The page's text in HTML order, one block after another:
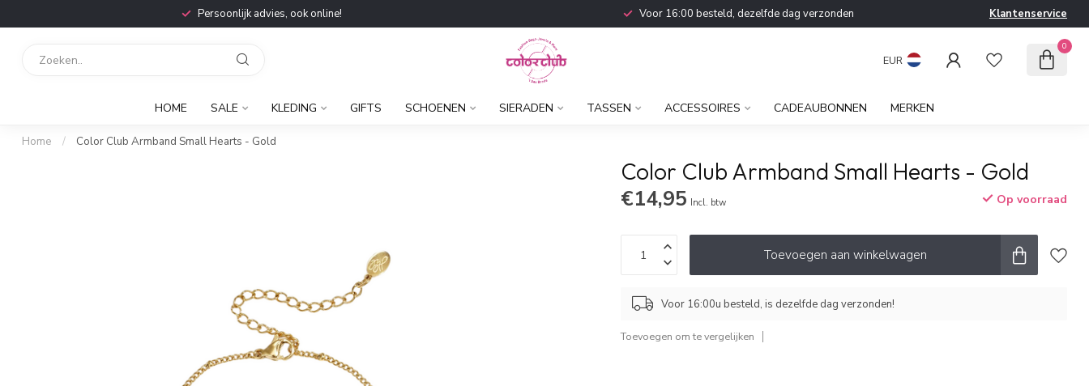
Persoonlijk advies, ook online! Voor 16:00 besteld, dezelfde dag verzonden Klantenservice
EUR
0
HOME SALE KLEDING GIFTS SCHOENEN SIERADEN TASSEN ACCESSOIRES CADEAUBONNEN MERKEN
Home / Color Club Armband Small Hearts - Gold
Color Club Armband Small Hearts - Gold
€14,95 Incl. btw Op voorraad
Toevoegen aan winkelwagen
Voor 16:00u besteld, is dezelfde dag verzonden!
Toevoegen om te vergelijken